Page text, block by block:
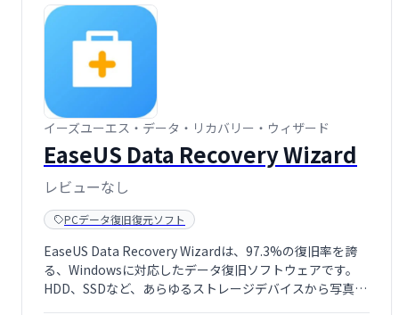
イーズユーエス・データ・リカバリー・ウィザード
EaseUS Data Recovery Wizard
レビューなし
PCデータ復旧復元ソフト
EaseUS Data Recovery Wizardは、97.3%の復旧率を誇
る、Windowsに対応したデータ復旧ソフトウェアです。
HDD、SSDなど、あらゆるストレージデバイスから写真、